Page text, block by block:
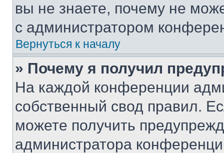
вы не знаете, почему не
с администратором
Вернуться к началу
» Почему я получил
На каждой конференции
собственный свод правил.
можете получить
администратора